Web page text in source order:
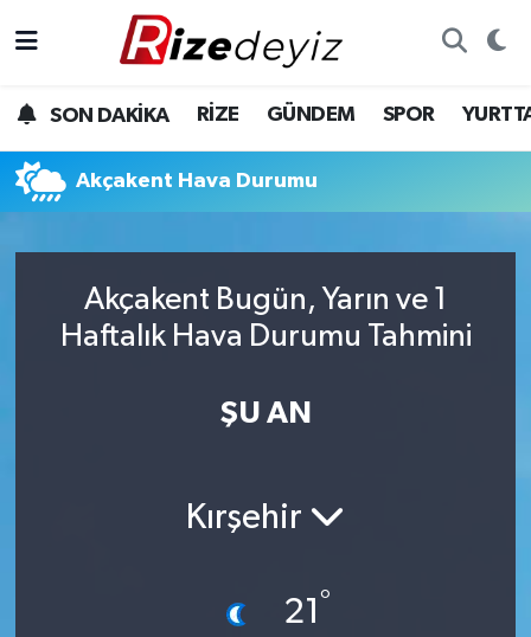
SON DAKİKA RİZE GÜNDEM SPOR
Akçakent Hava Durumu
Akçakent Bugün, Yarın ve 1
Haftalık Hava Durumu Tahmini
ŞU AN
Kırşehir
21 °
Gündem
Yurttan Haberler
Teknoloji
Rize Hava Durumu
Rize Trafik Yoğunluk Haritası
Tüm Manşetler